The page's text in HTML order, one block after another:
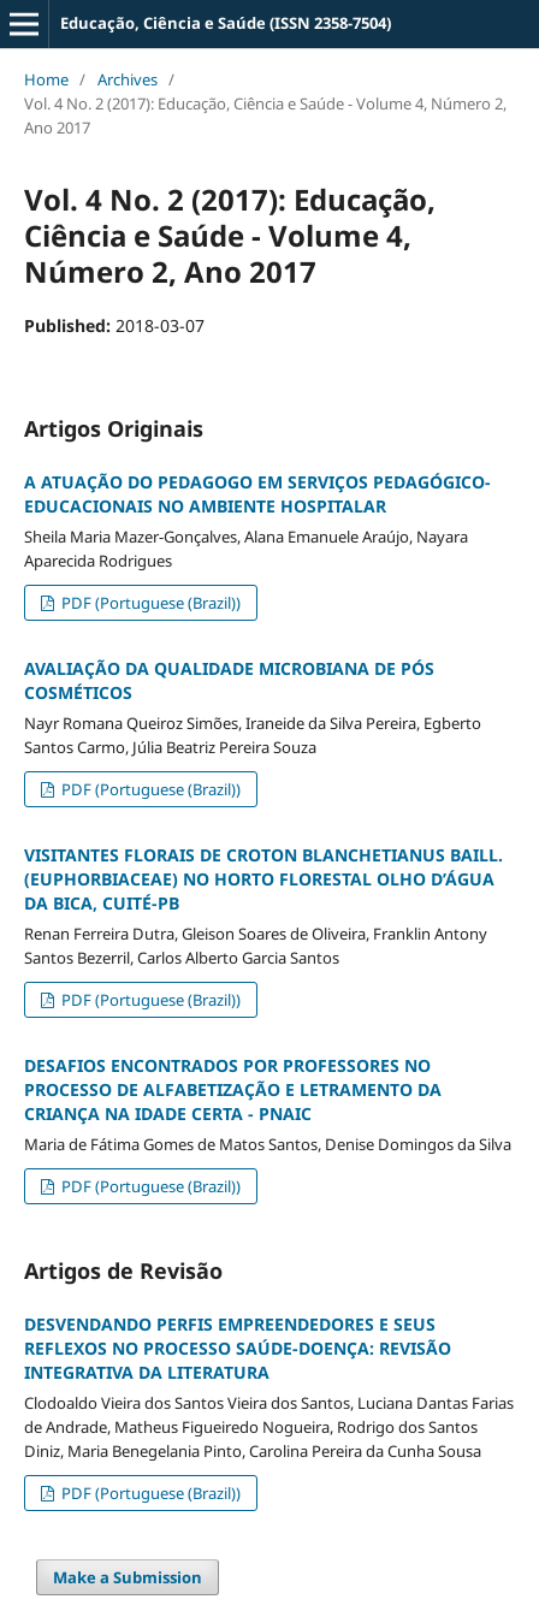
Educação, Ciência e Saúde (ISSN 2358-7504)
Home / Archives /
Vol. 4 No. 2 (2017): Educação, Ciência e Saúde - Volume 4, Número 2,
Ano 2017
Vol. 4 No. 2 (2017): Educação,
Ciência e Saúde - Volume 4,
Número 2, Ano 2017
Published: 2018-03-07
Artigos Originais
A ATUAÇÃO DO PEDAGOGO EM SERVIÇOS PEDAGÓGICO-
EDUCACIONAIS NO AMBIENTE HOSPITALAR
Sheila Maria Mazer-Gonçalves, Alana Emanuele Araújo, Nayara
Aparecida Rodrigues
PDF (Portuguese (Brazil))
AVALIAÇÃO DA QUALIDADE MICROBIANA DE PÓS
COSMÉTICOS
Nayr Romana Queiroz Simões, Iraneide da Silva Pereira, Egberto
Santos Carmo, Júlia Beatriz Pereira Souza
PDF (Portuguese (Brazil))
VISITANTES FLORAIS DE CROTON BLANCHETIANUS BAILL.
(EUPHORBIACEAE) NO HORTO FLORESTAL OLHO D’ÁGUA
DA BICA, CUITÉ-PB
Renan Ferreira Dutra, Gleison Soares de Oliveira, Franklin Antony
Santos Bezerril, Carlos Alberto Garcia Santos
PDF (Portuguese (Brazil))
DESAFIOS ENCONTRADOS POR PROFESSORES NO
PROCESSO DE ALFABETIZAÇÃO E LETRAMENTO DA
CRIANÇA NA IDADE CERTA - PNAIC
Maria de Fátima Gomes de Matos Santos, Denise Domingos da Silva
PDF (Portuguese (Brazil))
Artigos de Revisão
DESVENDANDO PERFIS EMPREENDEDORES E SEUS
REFLEXOS NO PROCESSO SAÚDE-DOENÇA: REVISÃO
INTEGRATIVA DA LITERATURA
Clodoaldo Vieira dos Santos Vieira dos Santos, Luciana Dantas Farias
de Andrade, Matheus Figueiredo Nogueira, Rodrigo dos Santos
Diniz, Maria Benegelania Pinto, Carolina Pereira da Cunha Sousa
PDF (Portuguese (Brazil))
Make a Submission